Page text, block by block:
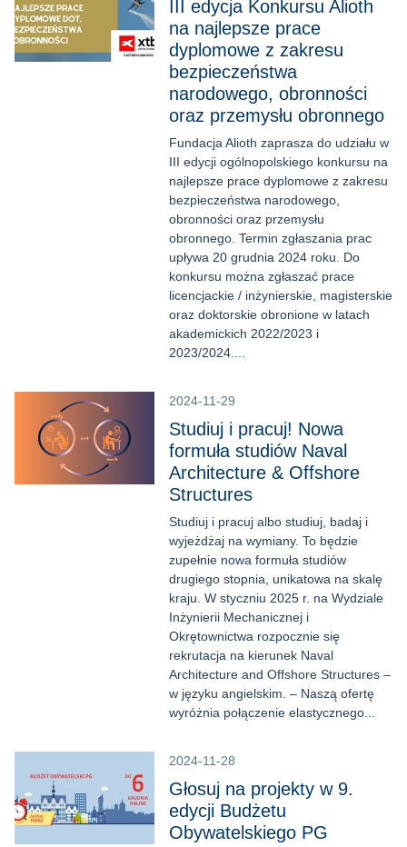
III edycja Konkursu Alioth
na najlepsze prace
dyplomowe z zakresu
bezpieczeństwa
narodowego, obronności
oraz przemysłu obronnego
Fundacja Alioth zaprasza do udziału w
III edycji ogólnopolskiego konkursu na
najlepsze prace dyplomowe z zakresu
bezpieczeństwa narodowego,
obronności oraz przemysłu
obronnego. Termin zgłaszania prac
upływa 20 grudnia 2024 roku. Do
konkursu można zgłaszać prace
licencjackie / inżynierskie, magisterskie
oraz doktorskie obronione w latach
akademickich 2022/2023 i
2023/2024....
2024-11-29
Studiuj i pracuj! Nowa
formuła studiów Naval
Architecture & Offshore
Structures
Studiuj i pracuj albo studiuj, badaj i
wyjeżdżaj na wymiany. To będzie
zupełnie nowa formuła studiów
drugiego stopnia, unikatowa na skalę
kraju. W styczniu 2025 r. na Wydziale
Inżynierii Mechanicznej i
Okrętownictwa rozpocznie się
rekrutacja na kierunek Naval
Architecture and Offshore Structures –
w języku angielskim. – Naszą ofertę
wyróżnia połączenie elastycznego...
2024-11-28
Głosuj na projekty w 9.
edycji Budżetu
Obywatelskiego PG